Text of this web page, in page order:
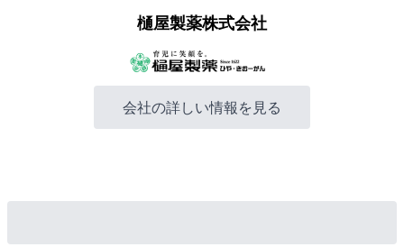
樋屋製薬株式会社
会社の詳しい情報を見る